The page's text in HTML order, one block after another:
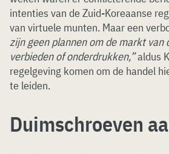
intenties van de Zuid-Koreaanse
van virtuele munten. Maar een
zijn geen plannen om de markt van
verbieden of onderdrukken,”aldus
regelgeving komen om de handel
te leiden.
Duimschroeven